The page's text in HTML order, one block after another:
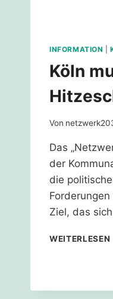
INFORMATION |
Köln
Von
Das
der
die
Ziel, das
WEITERLESEN